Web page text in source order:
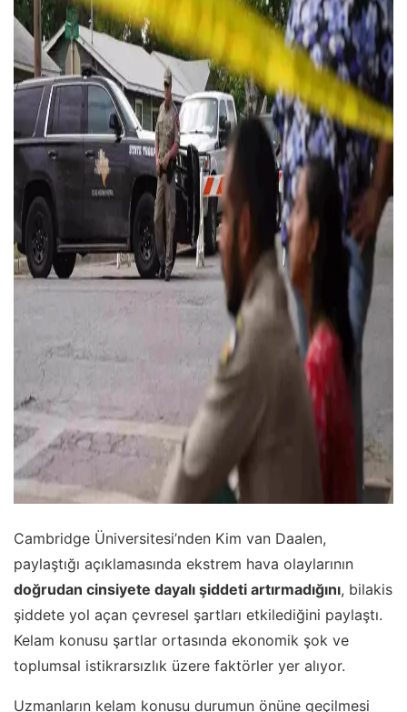
Cambridge Üniversitesi’nden Kim van Daalen,
paylaştığı açıklamasında ekstrem hava olaylarının
doğrudan cinsiyete dayalı şiddeti artırmadığını, bilakis
şiddete yol açan çevresel şartları etkilediğini paylaştı.
Kelam konusu şartlar ortasında ekonomik şok ve
toplumsal istikrarsızlık üzere faktörler yer alıyor.
Uzmanların kelam konusu durumun önüne geçilmesi